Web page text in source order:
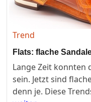
Trend
Flats: flache
Lange Zeit konnten
sein. Jetzt sind
denn je. Diese